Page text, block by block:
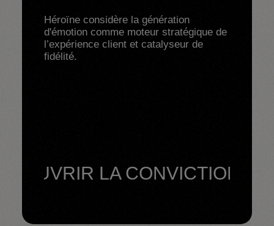
Héroïne considère la génération
d'émotion comme moteur stratégique de
l’expérience client et catalyseur de
fidélité.
LA CONVICTION -